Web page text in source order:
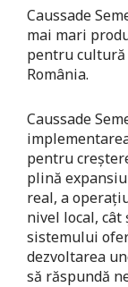
Caussade
mai mari
pentru
România.
Caussade
pentru
plină
real, a
nivel local,
sistemului
dezvoltarea
să răspundă